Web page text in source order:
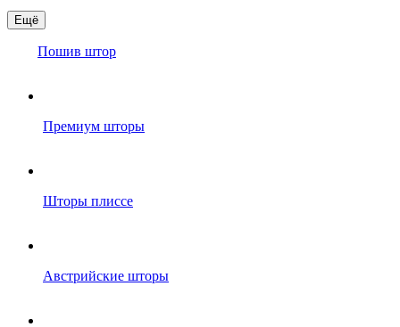
Ещё
Пошив штор
Премиум шторы
Шторы плиссе
Австрийские шторы